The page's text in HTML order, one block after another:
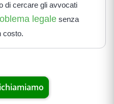
di cercare gli avvocati
legale senza
costo.